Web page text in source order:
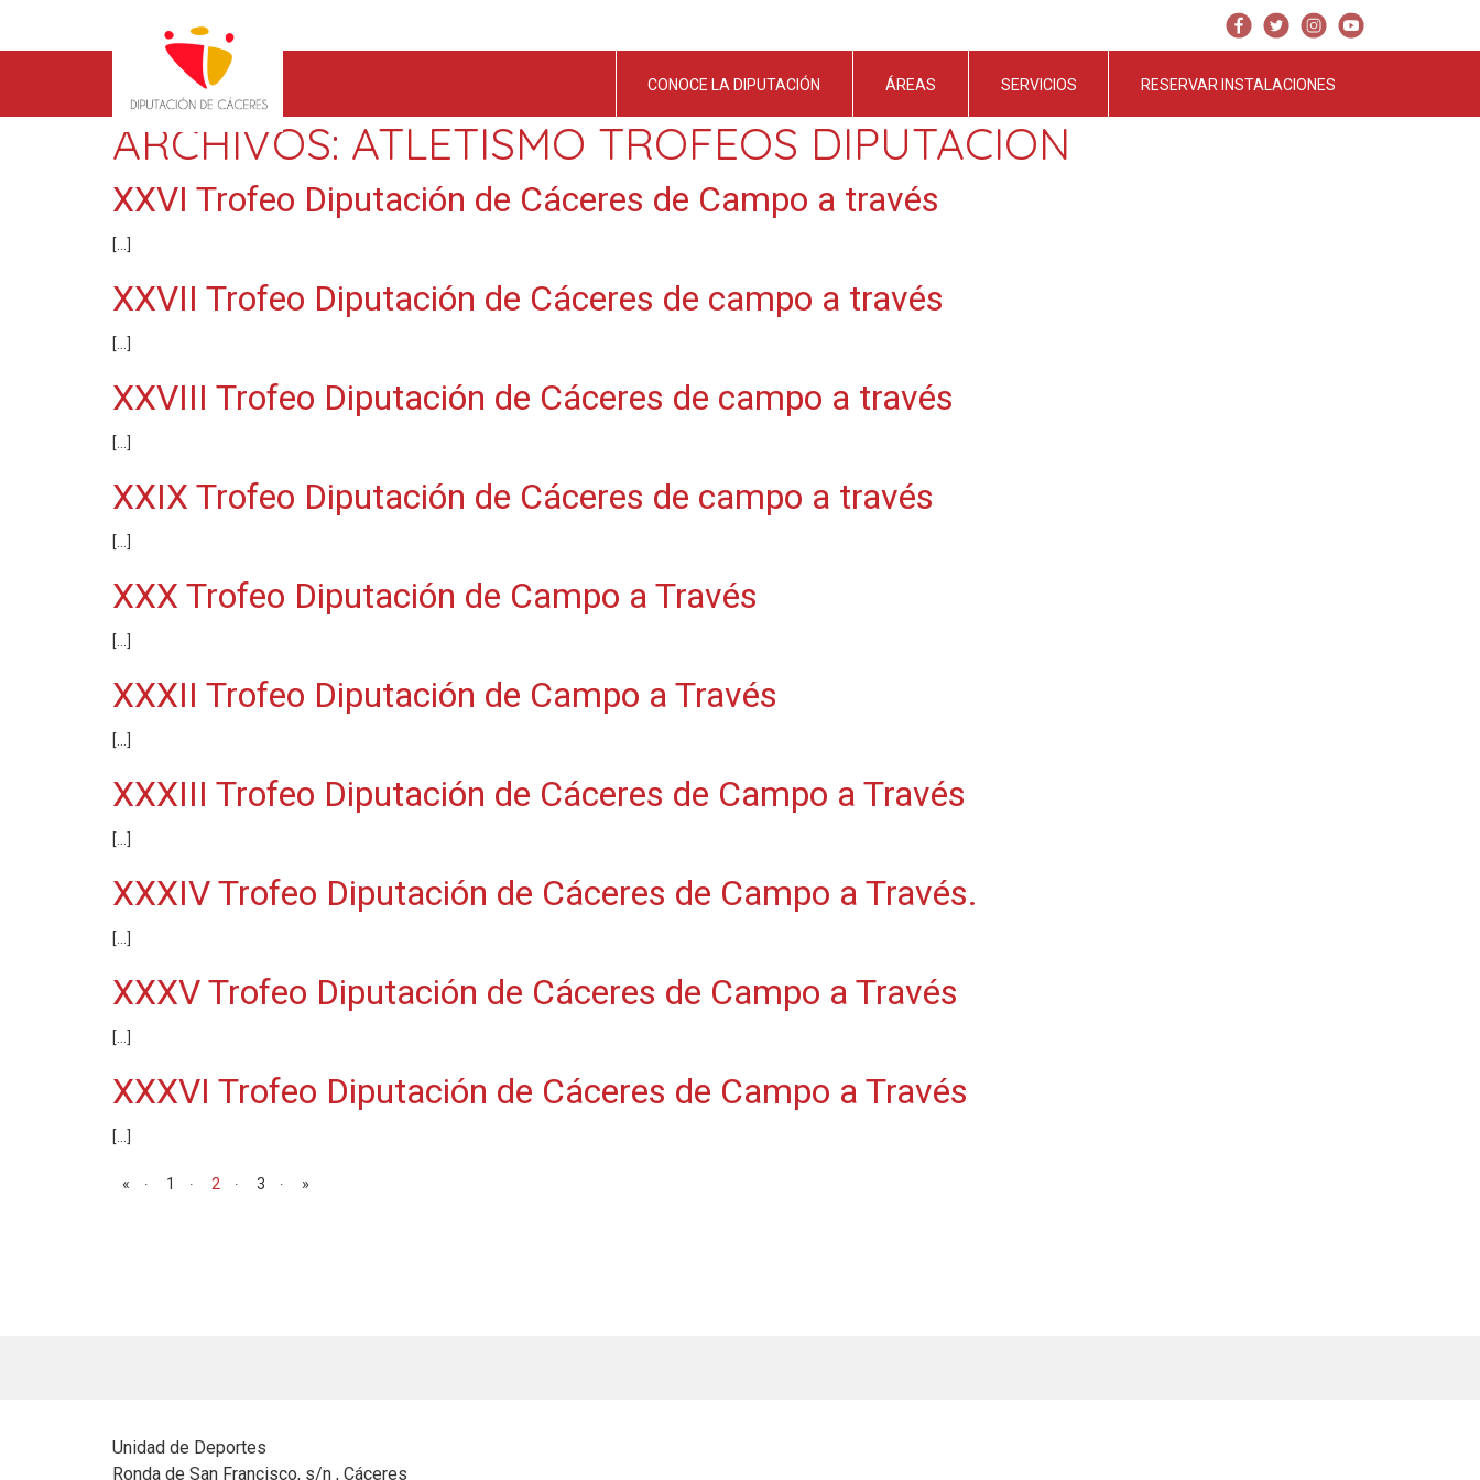
CONOCE LA DIPUTACIÓN ÁREAS SERVICIOS RESERVAR INSTALACIONES
ARCHIVOS: ATLETISMO TROFEOS DIPUTACION
XXVI Trofeo Diputación de Cáceres de Campo a través
[…]
XXVII Trofeo Diputación de Cáceres de campo a través
[…]
XXVIII Trofeo Diputación de Cáceres de campo a través
[…]
XXIX Trofeo Diputación de Cáceres de campo a través
[…]
XXX Trofeo Diputación de Campo a Través
[…]
XXXII Trofeo Diputación de Campo a Través
[…]
XXXIII Trofeo Diputación de Cáceres de Campo a Través
[…]
XXXIV Trofeo Diputación de Cáceres de Campo a Través.
[…]
XXXV Trofeo Diputación de Cáceres de Campo a Través
[…]
XXXVI Trofeo Diputación de Cáceres de Campo a Través
[…]
Navegación de entradas
« 1 2 3 »
Unidad de Deportes
Ronda de San Francisco, s/n , Cáceres